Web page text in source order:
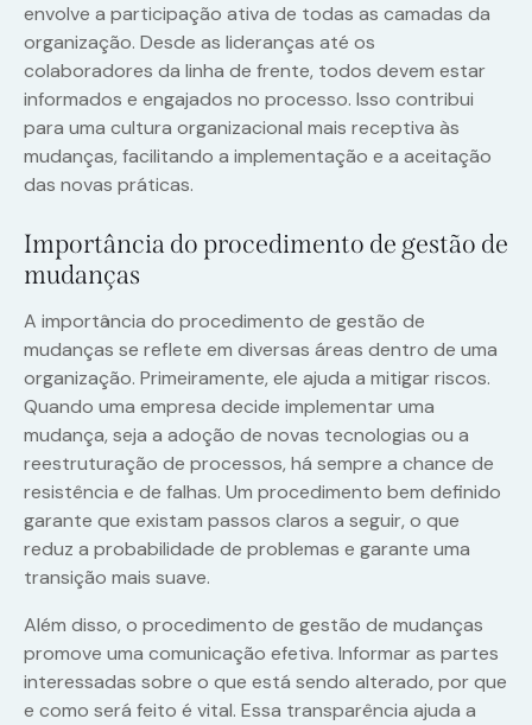
envolve a participação ativa de todas as camadas da
organização. Desde as lideranças até os
colaboradores da linha de frente, todos devem estar
informados e engajados no processo. Isso contribui
para uma cultura organizacional mais receptiva às
mudanças, facilitando a implementação e a aceitação
das novas práticas.
Importância do procedimento de gestão de
mudanças
A importância do procedimento de gestão de
mudanças se reflete em diversas áreas dentro de uma
organização. Primeiramente, ele ajuda a mitigar riscos.
Quando uma empresa decide implementar uma
mudança, seja a adoção de novas tecnologias ou a
reestruturação de processos, há sempre a chance de
resistência e de falhas. Um procedimento bem definido
garante que existam passos claros a seguir, o que
reduz a probabilidade de problemas e garante uma
transição mais suave.
Além disso, o procedimento de gestão de mudanças
promove uma comunicação efetiva. Informar as partes
interessadas sobre o que está sendo alterado, por que
e como será feito é vital. Essa transparência ajuda a